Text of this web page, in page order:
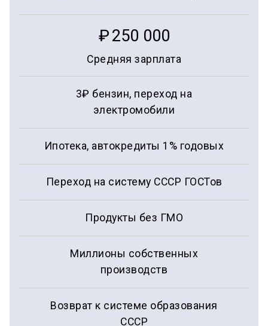
₽250 000
Средняя зарплата
3₽ бензин, переход на
электромобили
Ипотека, автокредиты 1% годовых
Переход на систему СССР ГОСТов
Продукты без ГМО
Миллионы собственных
производств
Возврат к системе образования
СССР